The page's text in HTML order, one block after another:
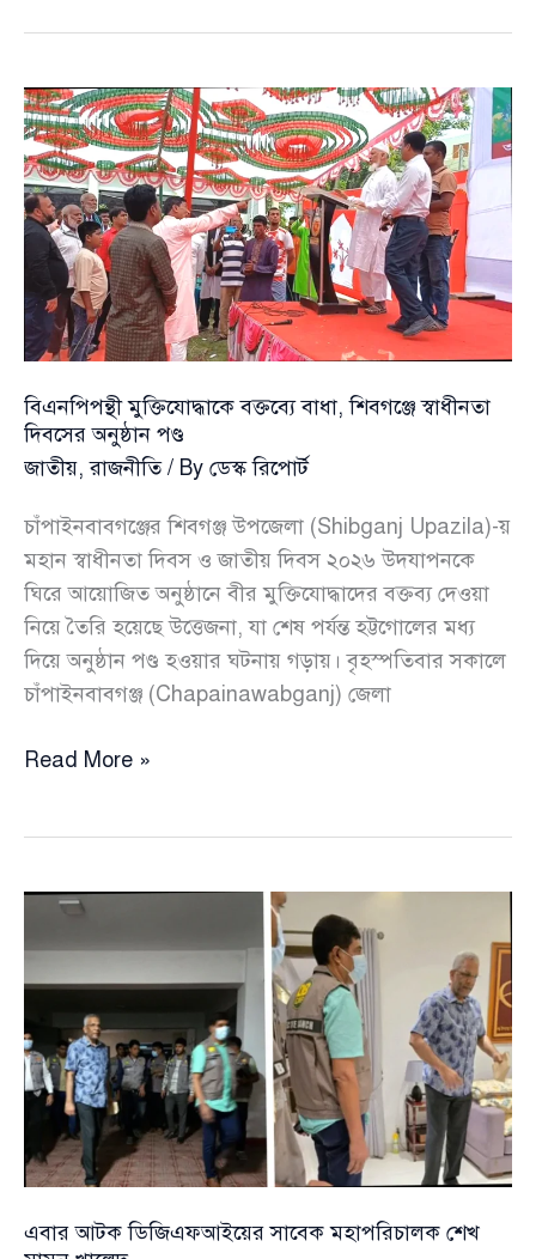
জনগণের
সেবাই
লক্ষ্য:
আমান
উল্লাহ
আমান
বিএনপিপন্থী মুক্তিযোদ্ধাকে বক্তব্যে বাধা, শিবগঞ্জে স্বাধীনতা
দিবসের অনুষ্ঠান পণ্ড
জাতীয়,রাজনীতি/ By ডেস্ক রিপোর্ট
চাঁপাইনবাবগঞ্জের শিবগঞ্জ উপজেলা (Shibganj Upazila)-য়
মহান স্বাধীনতা দিবস ও জাতীয় দিবস ২০২৬ উদযাপনকে
ঘিরে আয়োজিত অনুষ্ঠানে বীর মুক্তিযোদ্ধাদের বক্তব্য দেওয়া
নিয়ে তৈরি হয়েছে উত্তেজনা, যা শেষ পর্যন্ত হট্টগোলের মধ্য
দিয়ে অনুষ্ঠান পণ্ড হওয়ার ঘটনায় গড়ায়। বৃহস্পতিবার সকালে
চাঁপাইনবাবগঞ্জ (Chapainawabganj) জেলা
বিএনপিপন্থী
শিবগঞ্জে
দিবসের
অনুষ্ঠান
পণ্ড
Read More »
এবার আটক ডিজিএফআইয়ের সাবেক মহাপরিচালক শেখ